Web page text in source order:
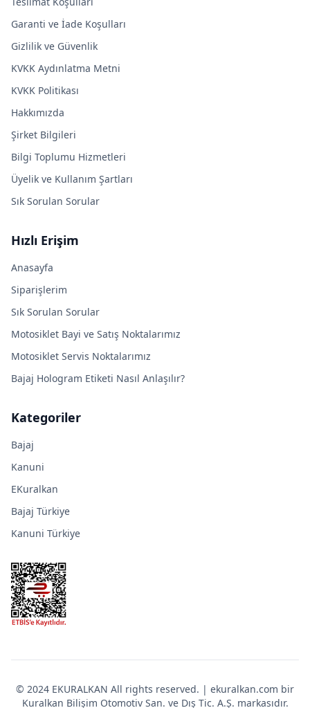
Garanti ve İade Koşulları
Gizlilik ve Güvenlik
KVKK Aydınlatma Metni
KVKK Politikası
Hakkımızda
Şirket Bilgileri
Bilgi Toplumu Hizmetleri
Üyelik ve Kullanım Şartları
Sık Sorulan Sorular
Hızlı Erişim
Anasayfa
Siparişlerim
Sık Sorulan Sorular
Motosiklet Bayi ve Satış Noktalarımız
Motosiklet Servis Noktalarımız
Bajaj Hologram Etiketi Nasıl Anlaşılır?
Kategoriler
Bajaj
Kanuni
EKuralkan
Bajaj Türkiye
Kanuni Türkiye
© 2024 EKURALKAN All rights reserved. | ekuralkan.com bir
Kuralkan Bilişim Otomotiv San. ve Dış Tic. A.Ş. markasıdır.